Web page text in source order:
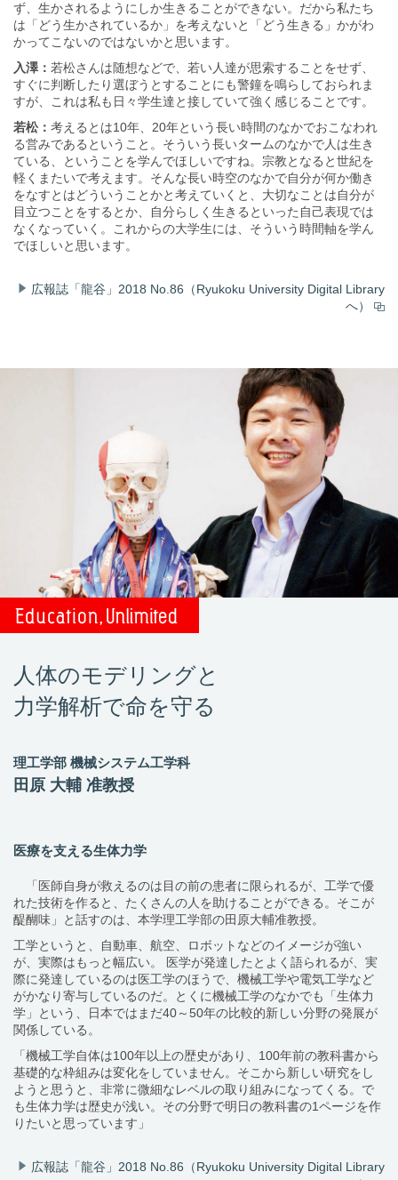
ず、生かされるようにしか生きることができない。だから私たち
は「どう生かされているか」を考えないと「どう生きる」かがわ
かってこないのではないかと思います。
入澤： 若松さんは随想などで、若い人達が思索することをせず、
すぐに判断したり選ぼうとすることにも警鐘を鳴らしておられま
すが、これは私も日々学生達と接していて強く感じることです。
若松： 考えるとは10年、20年という長い時間のなかでおこなわれ
る営みであるということ。そういう長いタームのなかで人は生き
ている、ということを学んでほしいですね。宗教となると世紀を
軽くまたいで考えます。そんな長い時空のなかで自分が何か働き
をなすとはどういうことかと考えていくと、大切なことは自分が
目立つことをするとか、自分らしく生きるといった自己表現では
なくなっていく。これからの大学生には、そういう時間軸を学ん
でほしいと思います。
広報誌「龍谷」2018 No.86（Ryukoku University Digital Library
へ）
人体のモデリングと
力学解析で命を守る
理工学部 機械システム工学科
田原 大輔 准教授
医療を支える生体力学
「医師自身が救えるのは目の前の患者に限られるが、工学で優
れた技術を作ると、たくさんの人を助けることができる。そこが
醍醐味」と話すのは、本学理工学部の田原大輔准教授。
工学というと、自動車、航空、ロボットなどのイメージが強い
が、実際はもっと幅広い。 医学が発達したとよく語られるが、実
際に発達しているのは医工学のほうで、機械工学や電気工学など
がかなり寄与しているのだ。とくに機械工学のなかでも「生体力
学」という、日本ではまだ40～50年の比較的新しい分野の発展が
関係している。
「機械工学自体は100年以上の歴史があり、100年前の教科書から
基礎的な枠組みは変化をしていません。そこから新しい研究をし
ようと思うと、非常に微細なレベルの取り組みになってくる。で
も生体力学は歴史が浅い。その分野で明日の教科書の1ページを作
りたいと思っています」
広報誌「龍谷」2018 No.86（Ryukoku University Digital Library